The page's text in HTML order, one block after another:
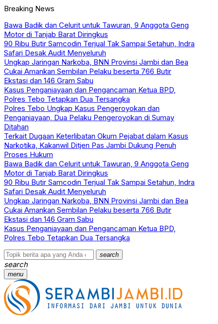
Breaking News
Bawa Badik dan Celurit untuk Tawuran, 9 Anggota Geng
Motor di Tanjab Barat Diringkus
90 Ribu Butir Samcodin Terjual Tak Sampai Setahun, Indra
Safari Desak Audit Menyeluruh
Ungkap Jaringan Narkoba, BNN Provinsi Jambi dan Bea
Cukai Amankan Sembilan Pelaku beserta 766 Butir
Ekstasi dan 146 Gram Sabu
Kasus Penganiayaan dan Pengancaman Ketua BPD,
Polres Tebo Tetapkan Dua Tersangka
Polres Tebo Ungkap Kasus Pengeroyokan dan
Penganiayaan, Dua Pelaku Pengeroyokan di Sumay
Ditahan
Terkait Dugaan Keterlibatan Okum Pejabat dalam Kasus
Narkotika, Kakanwil Ditjen Pas Jambi Dukung Penuh
Proses Hukum
Bawa Badik dan Celurit untuk Tawuran, 9 Anggota Geng
Motor di Tanjab Barat Diringkus
90 Ribu Butir Samcodin Terjual Tak Sampai Setahun, Indra
Safari Desak Audit Menyeluruh
Ungkap Jaringan Narkoba, BNN Provinsi Jambi dan Bea
Cukai Amankan Sembilan Pelaku beserta 766 Butir
Ekstasi dan 146 Gram Sabu
Kasus Penganiayaan dan Pengancaman Ketua BPD,
Polres Tebo Tetapkan Dua Tersangka
search
search
menu